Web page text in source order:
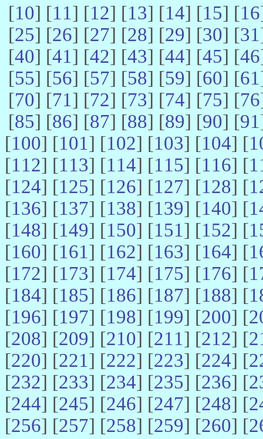
[10] [11] [12] [13] [14] [15] [16
[25] [26] [27] [28] [29] [30] [31
[40] [41] [42] [43] [44] [45] [46
[55] [56] [57] [58] [59] [60] [61
[70] [71] [72] [73] [74] [75] [76
[85] [86] [87] [88] [89] [90] [91
[100] [101] [102] [103] [104] [
[112] [113] [114] [115] [116] [
[124] [125] [126] [127] [128] [
[136] [137] [138] [139] [140] [
[148] [149] [150] [151] [152] [
[160] [161] [162] [163] [164] [
[172] [173] [174] [175] [176] [
[184] [185] [186] [187] [188] [
[196] [197] [198] [199] [200] [
[208] [209] [210] [211] [212] [
[220] [221] [222] [223] [224] [
[232] [233] [234] [235] [236] [
[244] [245] [246] [247] [248] [
[256] [257] [258] [259] [260] [